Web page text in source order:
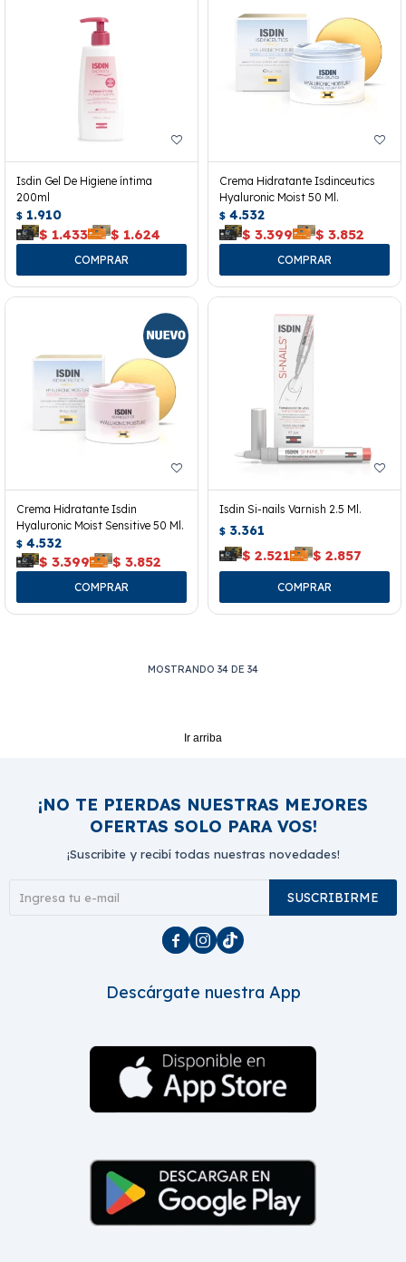
Isdin Gel De Higiene íntima
200ml
$ 1.910
$ 1.433 $ 1.624
Crema Hidratante Isdinceutics
Hyaluronic Moist 50 Ml.
$ 4.532
$ 3.399 $ 3.852
Crema Hidratante Isdin
Hyaluronic Moist Sensitive 50 Ml.
$ 4.532
$ 3.399 $ 3.852
Isdin Si-nails Varnish 2.5 Ml.
$ 3.361
$ 2.521 $ 2.857
MOSTRANDO 34 DE 34
Ir arriba
¡NO TE PIERDAS NUESTRAS MEJORES
OFERTAS SOLO PARA VOS!
¡Suscribite y recibí todas nuestras novedades!
SUSCRIBIRME
  
Descárgate nuestra App